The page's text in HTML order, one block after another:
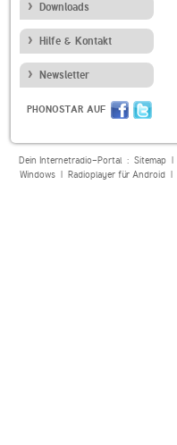
Downloads
Hilfe & Kontakt
Newsletter
PHONOSTAR AUF
Dein Internetradio-Portal : Sitemap|
Windows| Radioplayer für Android|